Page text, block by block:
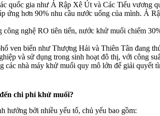
quốc gia như Ả Rập Xê Út và Các Tiểu vương
ứng hơn 90% nhu cầu nước uống của mình. Ả
công nghệ RO tiên tiến, nước khử muối chiếm
ven biển như Thượng Hải và Thiên Tân đang
và sử dụng trong sinh hoạt đô thị, với công
các nhà máy khử muối quy mô lớn để giải quyết
chi phí khử muối?
hưởng bởi nhiều yếu tố, chủ yếu bao gồm: